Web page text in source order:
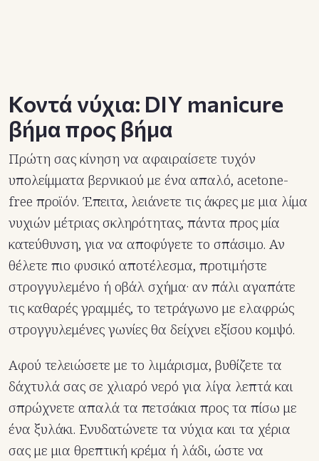
Κοντά νύχια: DIY manicure
βήμα προς βήμα
Πρώτη σας κίνηση να αφαιραίσετε τυχόν
υπολείμματα βερνικιού με ένα απαλό, acetone-
free προϊόν. Έπειτα, λειάνετε τις άκρες με μια λίμα
νυχιών μέτριας σκληρότητας, πάντα προς μία
κατεύθυνση, για να αποφύγετε το σπάσιμο. Αν
θέλετε πιο φυσικό αποτέλεσμα, προτιμήστε
στρογγυλεμένο ή οβάλ σχήμα· αν πάλι αγαπάτε
τις καθαρές γραμμές, το τετράγωνο με ελαφρώς
στρογγυλεμένες γωνίες θα δείχνει εξίσου κομψό.
Αφού τελειώσετε με το λιμάρισμα, βυθίζετε τα
δάχτυλά σας σε χλιαρό νερό για λίγα λεπτά και
σπρώχνετε απαλά τα πετσάκια προς τα πίσω με
ένα ξυλάκι. Ενυδατώνετε τα νύχια και τα χέρια
σας με μια θρεπτική κρέμα ή λάδι, ώστε να